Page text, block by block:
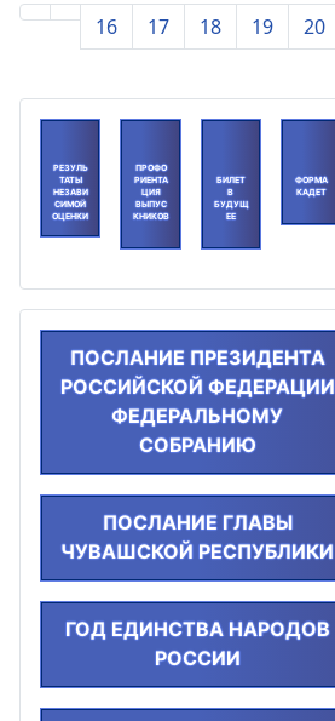
16 17 18 19 20
РЕЗУЛЬ
ТАТЫ
НЕЗАВИ
СИМОЙ
ОЦЕНКИ
ПРОФО
РИЕНТА
ЦИЯ
ВЫПУС
КНИКОВ
БИЛЕТ
В
БУДУЩ
ЕЕ
ФОРМА
КАДЕТ
ПОСЛАНИЕ ПРЕЗИДЕНТА
РОССИЙСКОЙ ФЕДЕРАЦИИ
ФЕДЕРАЛЬНОМУ
СОБРАНИЮ
ПОСЛАНИЕ ГЛАВЫ
ЧУВАШСКОЙ РЕСПУБЛИКИ
ГОД ЕДИНСТВА НАРОДОВ
РОССИИ